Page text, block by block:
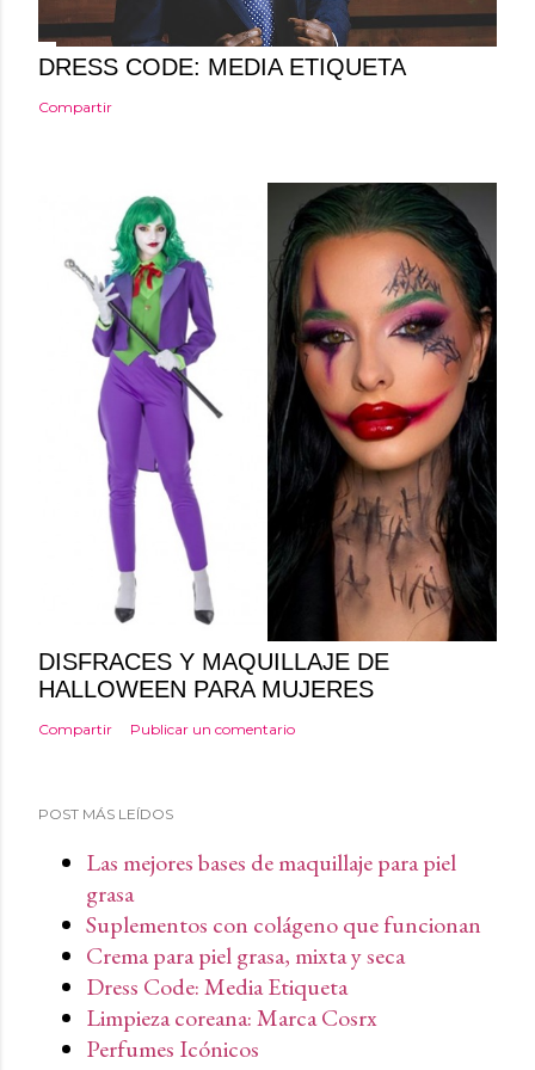
DRESS CODE: MEDIA ETIQUETA
Compartir
DISFRACES Y MAQUILLAJE DE
HALLOWEEN PARA MUJERES
Compartir Publicar un comentario
POST MÁS LEÍDOS
Las mejores bases de maquillaje para piel
grasa
Suplementos con colágeno que funcionan
Crema para piel grasa, mixta y seca
Dress Code: Media Etiqueta
Limpieza coreana: Marca Cosrx
Perfumes Icónicos